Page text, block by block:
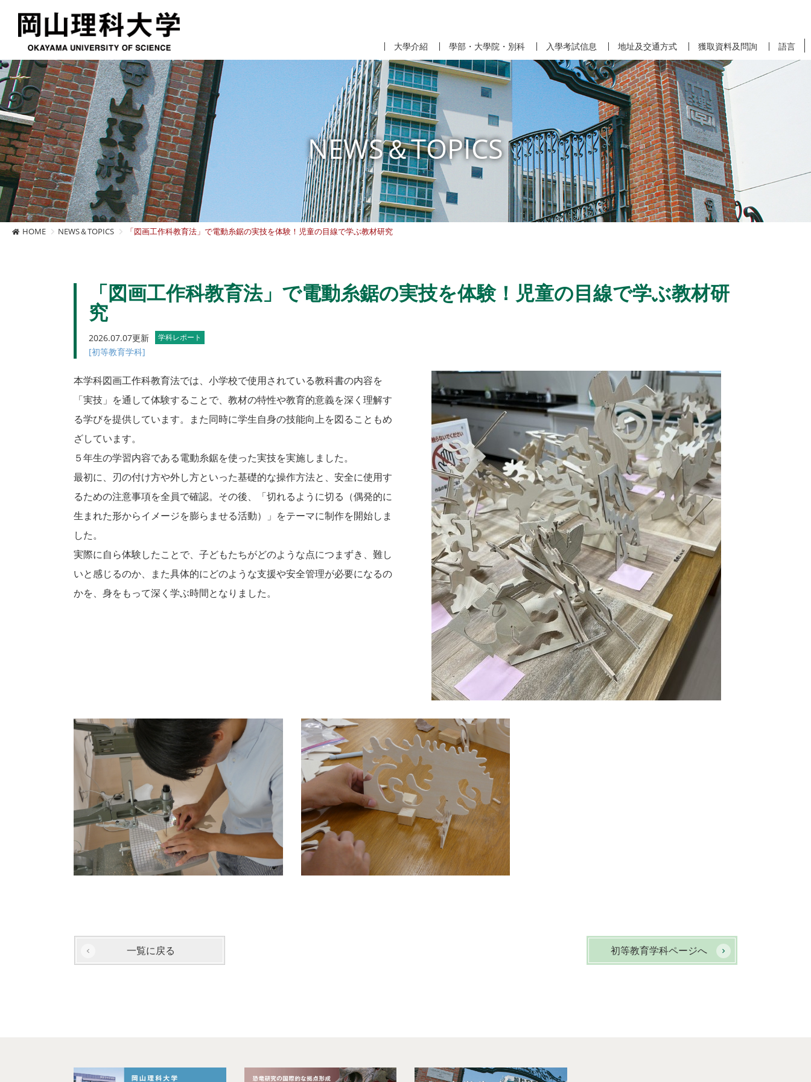
大學介紹 學部・大學院・別科 入學考試信息 地址及交通方式 獲取資料及問詢 語言
NEWS＆TOPICS
HOME NEWS＆TOPICS 「図画工作科教育法」で電動糸鋸の実技を体験！児童の目線で学ぶ教材研究
「図画工作科教育法」で電動糸鋸の実技を体験！児童の目線で学ぶ教材研
究
2026.07.07更新 学科レポート
[初等教育学科]
本学科図画工作科教育法では、小学校で使用されている教科書の内容を
「実技」を通して体験することで、教材の特性や教育的意義を深く理解す
る学びを提供しています。また同時に学生自身の技能向上を図ることもめ
ざしています。
５年生の学習内容である電動糸鋸を使った実技を実施しました。
最初に、刃の付け方や外し方といった基礎的な操作方法と、安全に使用す
るための注意事項を全員で確認。その後、「切れるように切る（偶発的に
生まれた形からイメージを膨らませる活動）」をテーマに制作を開始しま
した。
実際に自ら体験したことで、子どもたちがどのような点につまずき、難し
いと感じるのか、また具体的にどのような支援や安全管理が必要になるの
かを、身をもって深く学ぶ時間となりました。
初等教育学科ページへ
一覧に戻る